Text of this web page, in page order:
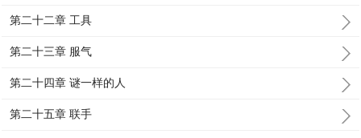
第二十二章 工具
第二十三章 服气
第二十四章 谜一样的人
第二十五章 联手